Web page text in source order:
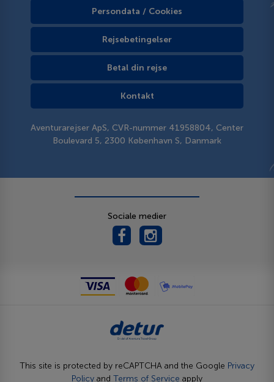
Persondata / Cookies
Rejsebetingelser
Betal din rejse
Kontakt
Aventurarejser ApS, CVR-nummer 41958804, Center
Boulevard 5, 2300 København S, Danmark
Sociale medier
This site is protected by reCAPTCHA and the Google Privacy
Policy and Terms of Service apply